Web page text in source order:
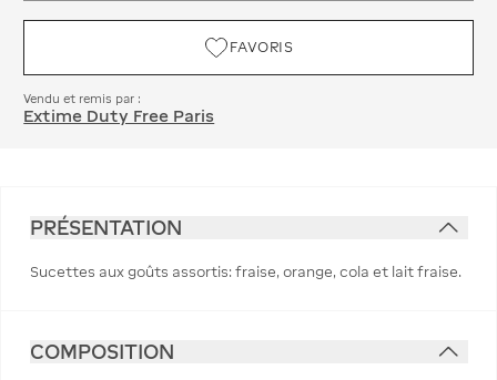
FAVORIS
Vendu et remis par :
Extime Duty Free Paris
PRÉSENTATION
Sucettes aux goûts assortis: fraise, orange, cola et lait fraise.
COMPOSITION